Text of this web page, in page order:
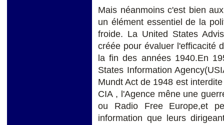
Mais néanmoins c'est bien
un élément essentiel de la
froide. La United States
créée pour évaluer l'efficacité
la fin des années 1940.En
States Information
Mundt Act de 1948 est
CIA , l'Agence mêne une
ou Radio Free Europe,et
information que leurs